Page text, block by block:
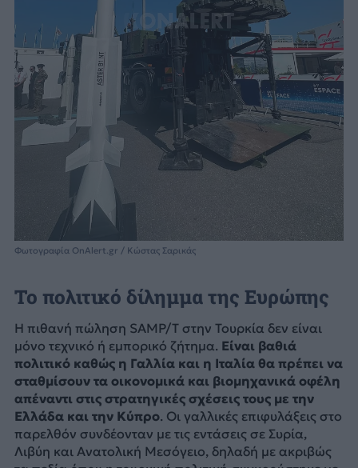
Φωτογραφία OnAlert.gr / Κώστας Σαρικάς
Το πολιτικό δίλημμα της Ευρώπης
Η πιθανή πώληση SAMP/T στην Τουρκία δεν είναι
μόνο τεχνικό ή εμπορικό ζήτημα. Είναι βαθιά
πολιτικό καθώς η Γαλλία και η Ιταλία θα πρέπει να
σταθμίσουν τα οικονομικά και βιομηχανικά οφέλη
απέναντι στις στρατηγικές σχέσεις τους με την
Ελλάδα και την Κύπρο. Οι γαλλικές επιφυλάξεις στο
παρελθόν συνδέονταν με τις εντάσεις σε Συρία,
Λιβύη και Ανατολική Μεσόγειο, δηλαδή με ακριβώς